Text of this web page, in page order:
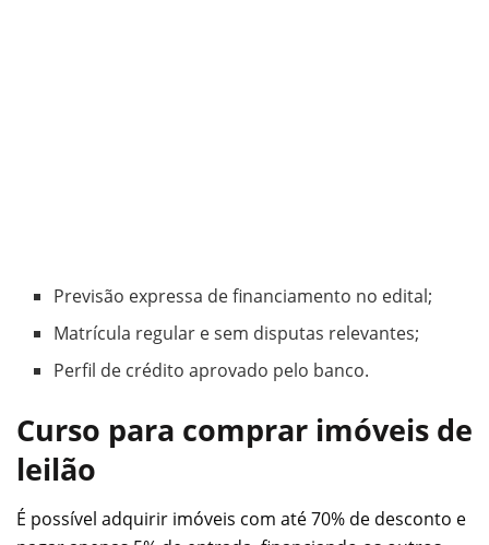
Previsão expressa de financiamento no edital;
Matrícula regular e sem disputas relevantes;
Perfil de crédito aprovado pelo banco.
Curso para comprar imóveis de
leilão
É possível adquirir imóveis com até 70% de desconto e